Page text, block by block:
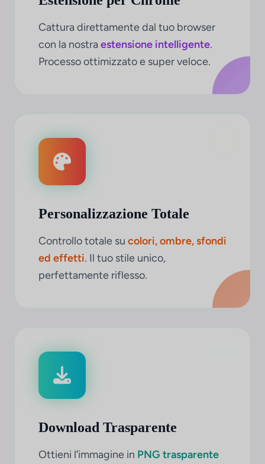
Cattura direttamente dal tuo browser
con la nostra estensione intelligente.
Processo ottimizzato e super veloce.
Personalizzazione Totale
Controllo totale su colori, ombre, sfondi
ed effetti. Il tuo stile unico,
perfettamente riflesso.
Download Trasparente
Ottieni l’immagine in PNG trasparente